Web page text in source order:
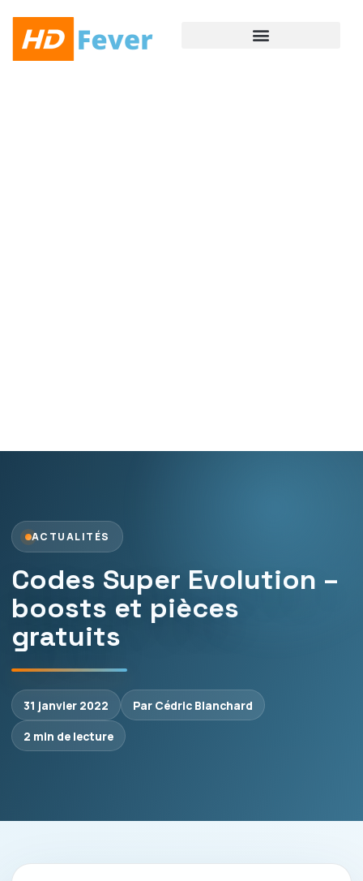
ACTUALITÉS
Codes Super Evolution –
boosts et pièces
gratuits
31 janvier 2022
Par Cédric Blanchard
2 min de lecture